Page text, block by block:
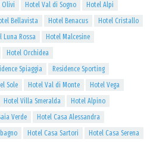
Olivi Hotel Val di Sogno
Hotel Alpi
Bellavista Hotel Benacus
Hotel Cristallo
Luna Rossa
Hotel Malcesine
Hotel Orchidea
Spiaggia
Residence Sporting
Sole Hotel Val di Monte
Hotel Vega
Hotel Villa Smeralda
Hotel Alpino
Verde
Hotel Casa Alessandra
Hotel Casa Sartori
Hotel Casa Serena